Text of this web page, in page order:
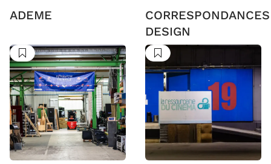
ADEME
CORRESPONDANCES
DESIGN
Suivre Suivre